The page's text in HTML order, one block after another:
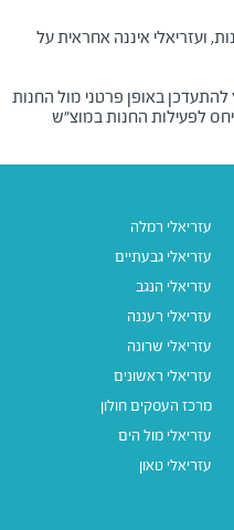
ועזריאלי איננה אחראית על
באופן פרטני מול החנות
לפעילות החנות במוצ"ש
עזריאלי רמלה
עזריאלי גבעתיים
עזריאלי הנגב
עזריאלי רעננה
עזריאלי שרונה
עזריאלי ראשונים
מרכז העסקים חולון
עזריאלי מול הים
עזריאלי טאון